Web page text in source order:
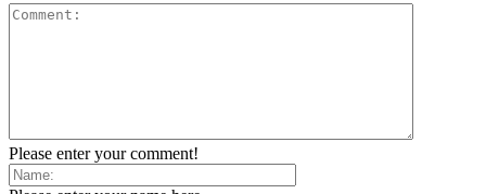
Please enter your comment!